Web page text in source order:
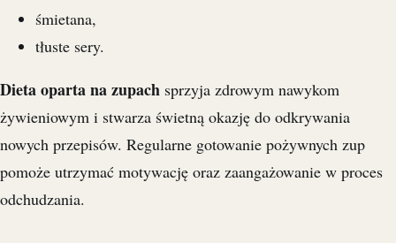
śmietana,
tłuste sery.
Dieta oparta na zupach sprzyja zdrowym nawykom
żywieniowym i stwarza świetną okazję do odkrywania
nowych przepisów. Regularne gotowanie pożywnych zup
pomoże utrzymać motywację oraz zaangażowanie w proces
odchudzania.